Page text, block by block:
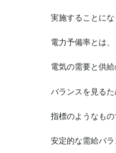
実施することにな
電力予備率とは、
電気の需要と供給
バランスを見る
指標のようなもの
安定的な需給バラ